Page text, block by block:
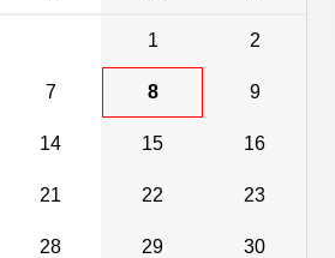
1 2
7 8 9
14 15 16
21 22 23
28 29 30